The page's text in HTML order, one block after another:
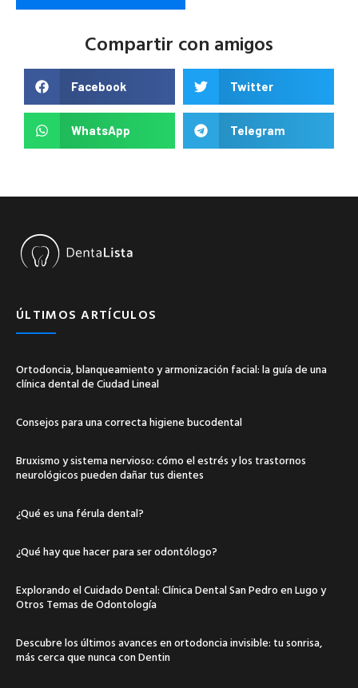
Compartir con amigos
Facebook Twitter
WhatsApp Telegram
ÚLTIMOS ARTÍCULOS
Ortodoncia, blanqueamiento y armonización facial: la guía de una
clínica dental de Ciudad Lineal
Consejos para una correcta higiene bucodental
Bruxismo y sistema nervioso: cómo el estrés y los trastornos
neurológicos pueden dañar tus dientes
¿Qué es una férula dental?
¿Qué hay que hacer para ser odontólogo?
Explorando el Cuidado Dental: Clínica Dental San Pedro en Lugo y
Otros Temas de Odontología
Descubre los últimos avances en ortodoncia invisible: tu sonrisa,
más cerca que nunca con Dentin